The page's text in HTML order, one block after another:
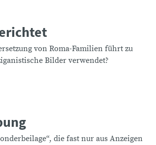
von Roma-Familien führt zu
Bilder verwendet?
die fast nur aus Anzeigen